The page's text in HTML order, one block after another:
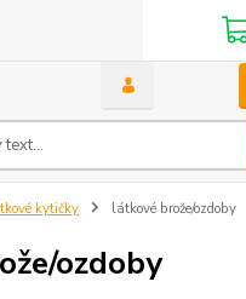
kytičky látkové brože/ozdoby
ozdoby